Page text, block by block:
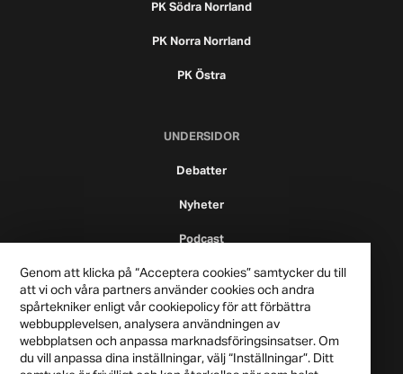
PK Södra Norrland
PK Norra Norrland
PK Östra
UNDERSIDOR
Debatter
Nyheter
Podcast
Genom att klicka på “Acceptera cookies” samtycker du till
att vi och våra partners använder cookies och andra
spårtekniker enligt vår cookiepolicy för att förbättra
webbupplevelsen, analysera användningen av
webbplatsen och anpassa marknadsföringsinsatser. Om
du vill anpassa dina inställningar, välj “Inställningar”. Ditt